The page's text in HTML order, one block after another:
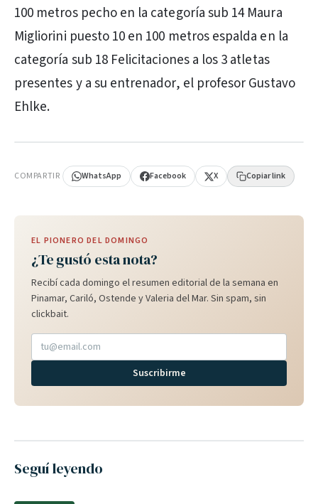
100 metros pecho en la categoría sub 14 Maura
Migliorini puesto 10 en 100 metros espalda en la
categoría sub 18 Felicitaciones a los 3 atletas
presentes y a su entrenador, el profesor Gustavo
Ehlke.
COMPARTIR WhatsApp Facebook X Copiar link
EL PIONERO DEL DOMINGO
¿Te gustó esta nota?
Recibí cada domingo el resumen editorial de la semana en
Pinamar, Cariló, Ostende y Valeria del Mar. Sin spam, sin
clickbait.
Suscribirme
Seguí leyendo